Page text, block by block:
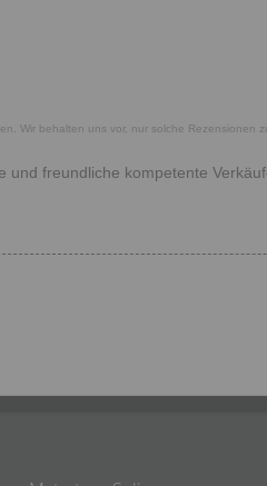
Wir behalten uns vor, nur solche
und freundliche kompetente